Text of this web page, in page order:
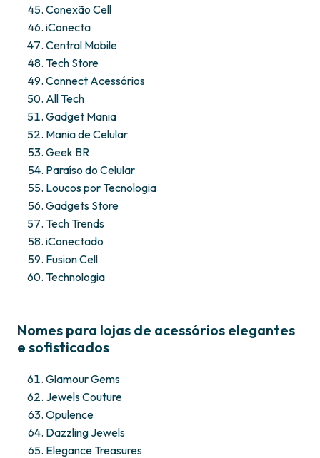
Conexão Cell
iConecta
Central Mobile
Tech Store
Connect Acessórios
All Tech
Gadget Mania
Mania de Celular
Geek BR
Paraíso do Celular
Loucos por Tecnologia
Gadgets Store
Tech Trends
iConectado
Fusion Cell
Technologia
Nomes para lojas de acessórios elegantes
e sofisticados
Glamour Gems
Jewels Couture
Opulence
Dazzling Jewels
Elegance Treasures